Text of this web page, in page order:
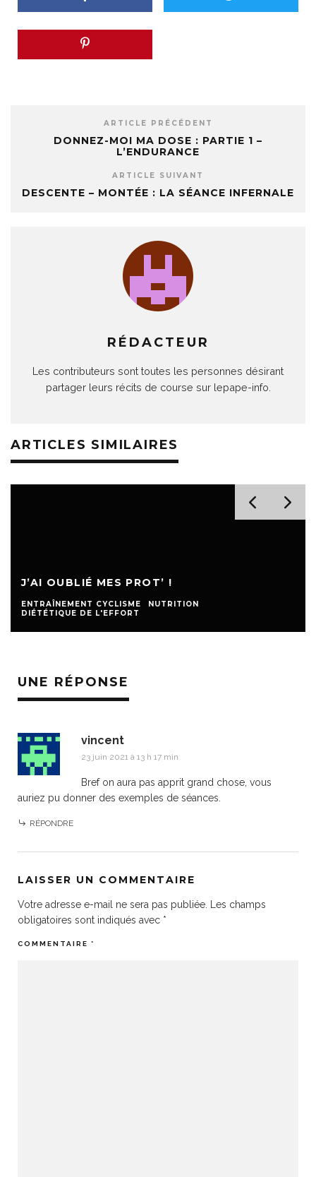
ARTICLE PRÉCÉDENT
DONNEZ-MOI MA DOSE : PARTIE 1 –
L’ENDURANCE
ARTICLE SUIVANT
DESCENTE – MONTÉE : LA SÉANCE INFERNALE
RÉDACTEUR
Les contributeurs sont toutes les personnes désirant
partager leurs récits de course sur lepape-info.
ARTICLES SIMILAIRES
J’AI OUBLIÉ MES PROT’ !
ENTRAÎNEMENT CYCLISME
NUTRITION
DIÉTÉTIQUE DE L'EFFORT
UNE RÉPONSE
vincent
23 juin 2021 à 13 h 17 min
Bref on aura pas apprit grand chose, vous
auriez pu donner des exemples de séances.
RÉPONDRE
LAISSER UN COMMENTAIRE
Votre adresse e-mail ne sera pas publiée.
Les champs
obligatoires sont indiqués avec *
COMMENTAIRE *